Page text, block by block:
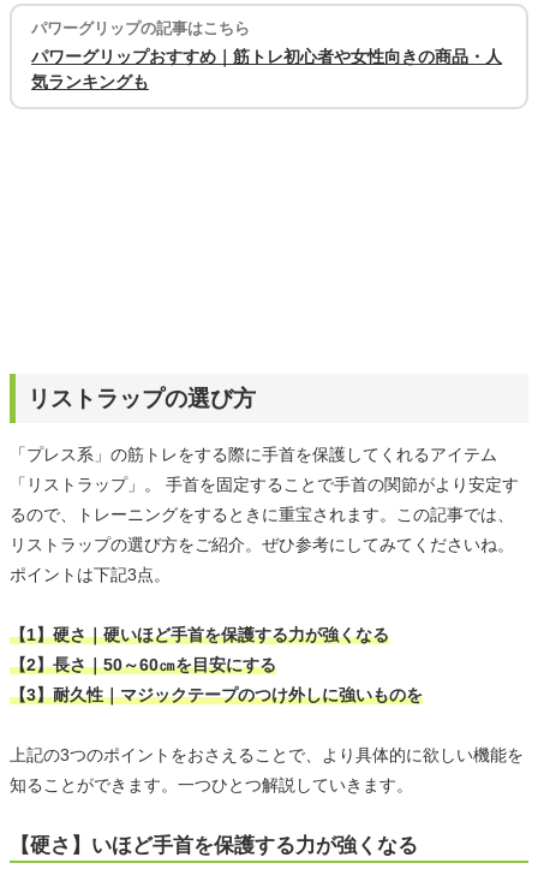
パワーグリップの記事はこちら
パワーグリップおすすめ｜筋トレ初心者や女性向きの商品・人
気ランキングも
リストラップの選び方
「プレス系」の筋トレをする際に手首を保護してくれるアイテム
「リストラップ」。 手首を固定することで手首の関節がより安定す
るので、トレーニングをするときに重宝されます。この記事では、
リストラップの選び方をご紹介。ぜひ参考にしてみてくださいね。
ポイントは下記3点。
【1】硬さ｜硬いほど手首を保護する力が強くなる
【2】長さ｜50～60㎝を目安にする
【3】耐久性｜マジックテープのつけ外しに強いものを
上記の3つのポイントをおさえることで、より具体的に欲しい機能を
知ることができます。一つひとつ解説していきます。
【硬さ】いほど手首を保護する力が強くなる